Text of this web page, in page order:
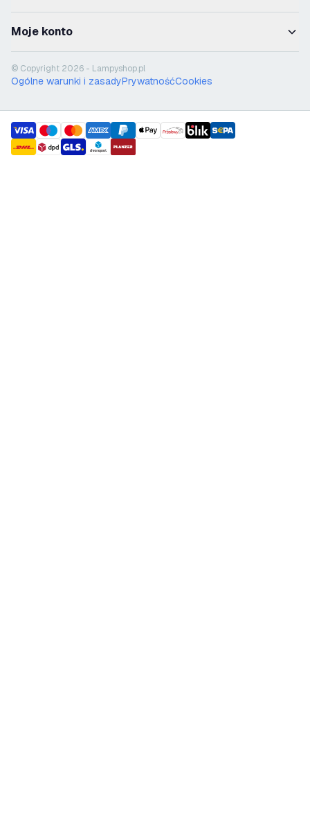
Moje konto
© Copyright 2026 - Lampyshop.pl
Ogólne warunki i zasadyPrywatnośćCookies
payment methods
shipment methods